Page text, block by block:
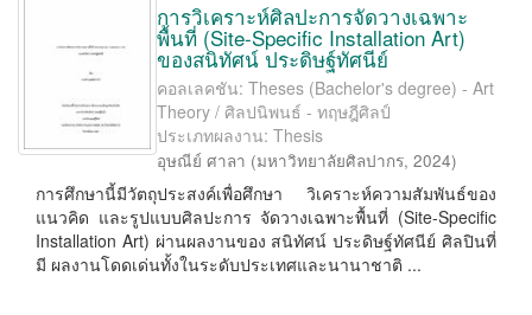
การวิเคราะห์ศิลปะการจัดวางเฉพาะ
พื้นที่ (Site-Speciﬁc Installation Art)
ของสนิทัศน์ ประดิษฐ์ทัศนีย์
คอลเลคชัน: Theses (Bachelor's degree) - Art
Theory / ศิลปนิพนธ์ - ทฤษฎีศิลป์
ประเภทผลงาน: Thesis
อุษณีย์ ศาลา (มหาวิทยาลัยศิลปากร,2024)
การศึกษานี้มีวัตถุประสงค์เพื่อศึกษา วิเคราะห์ความสัมพันธ์ของ
แนวคิด และรูปแบบศิลปะการ จัดวางเฉพาะพื้นที่ (Site-Speciﬁc
Installation Art) ผ่านผลงานของ สนิทัศน์ ประดิษฐ์ทัศนีย์ ศิลปินที่
มี ผลงานโดดเด่นทั้งในระดับประเทศและนานาชาติ ...